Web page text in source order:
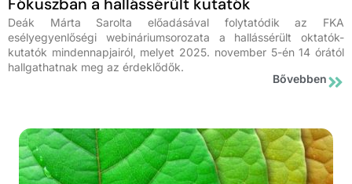
Deák Márta Sarolta előadásával folytatódik az FKA
esélyegyenlőségi webináriumsorozata a hallássérült oktatók-
kutatók mindennapjairól, melyet 2025. november 5-én 14 órától
hallgathatnak meg az érdeklődők.
Bővebben